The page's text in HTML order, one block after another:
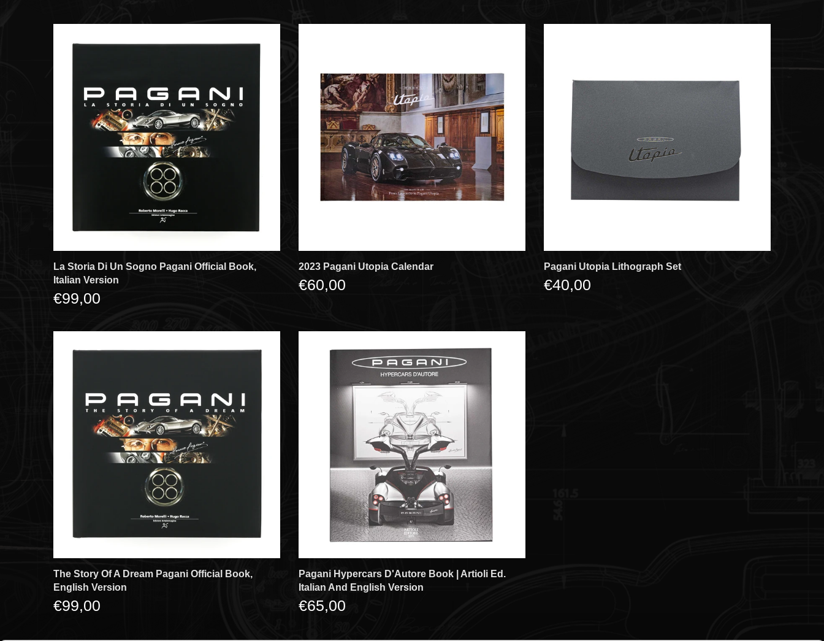
La Storia Di Un Sogno Pagani Official Book,
Italian Version
€99,00
2023 Pagani Utopia Calendar
€60,00
Pagani Utopia Lithograph Set
€40,00
The Story Of A Dream Pagani Official Book,
English Version
€99,00
Pagani Hypercars D'Autore Book | Artioli Ed.
Italian And English Version
€65,00